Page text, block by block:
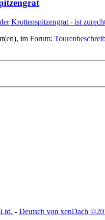
Krottenspitzengrat - ist
im Forum:
- Deutsch von xenDach